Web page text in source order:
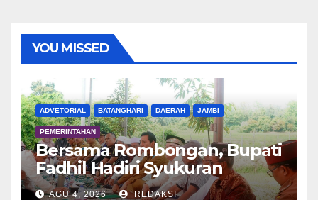
YOU MISSED
ADVETORIAL BATANGHARI DAERAH JAMBI
PEMERINTAHAN
Bersama Rombongan, Bupati
Fadhil Hadiri Syukuran
Tanam Padi di Terusan
AGU 4, 2026 REDAKSI